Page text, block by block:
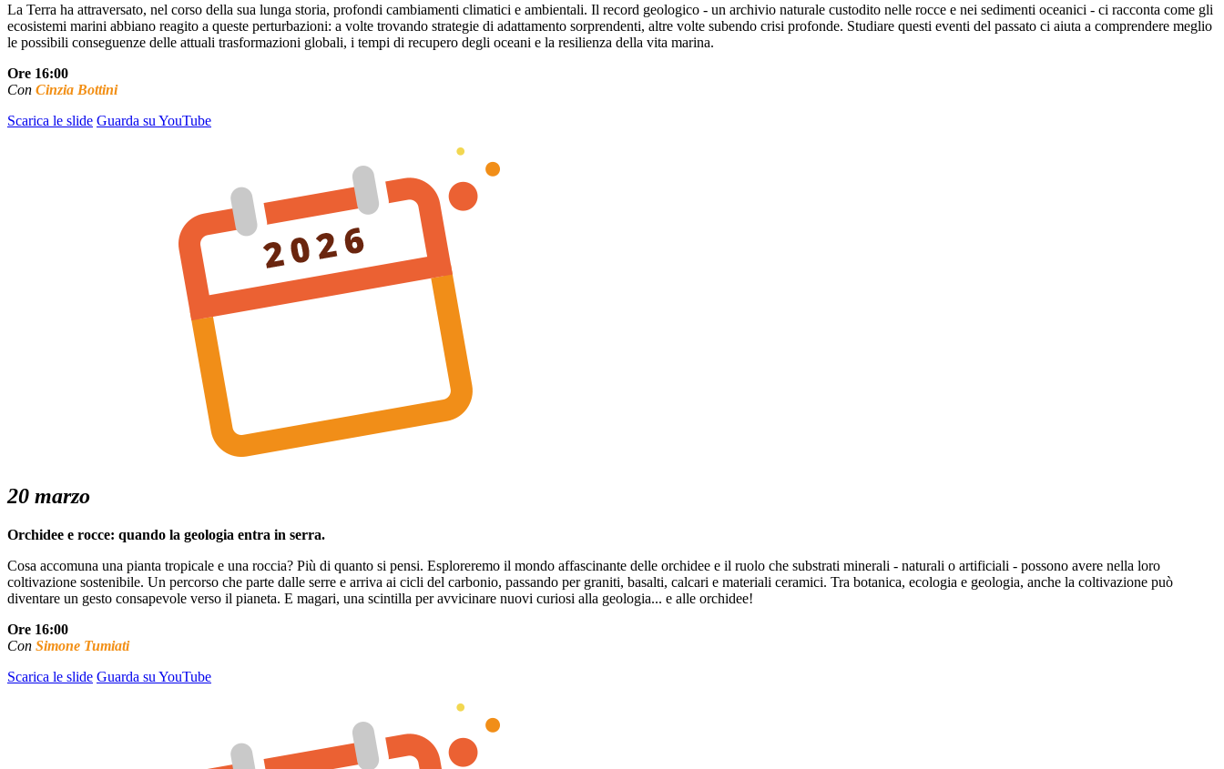
La Terra ha attraversato, nel corso della sua lunga storia, profondi cambiamenti climatici e ambientali. Il record geologico - un archivio naturale custodito nelle rocce e nei sedimenti oceanici - ci racconta come gli
ecosistemi marini abbiano reagito a queste perturbazioni: a volte trovando strategie di adattamento sorprendenti, altre volte subendo crisi profonde. Studiare questi eventi del passato ci aiuta a comprendere meglio
le possibili conseguenze delle attuali trasformazioni globali, i tempi di recupero degli oceani e la resilienza della vita marina.
Ore 16:00
Con Cinzia Bottini
Scarica le slide Guarda su YouTube
20 marzo
Orchidee e rocce: quando la geologia entra in serra.
Cosa accomuna una pianta tropicale e una roccia? Più di quanto si pensi. Esploreremo il mondo affascinante delle orchidee e il ruolo che substrati minerali - naturali o artificiali - possono avere nella loro
coltivazione sostenibile. Un percorso che parte dalle serre e arriva ai cicli del carbonio, passando per graniti, basalti, calcari e materiali ceramici. Tra botanica, ecologia e geologia, anche la coltivazione può
diventare un gesto consapevole verso il pianeta. E magari, una scintilla per avvicinare nuovi curiosi alla geologia... e alle orchidee!
Ore 16:00
Con Simone Tumiati
Scarica le slide Guarda su YouTube